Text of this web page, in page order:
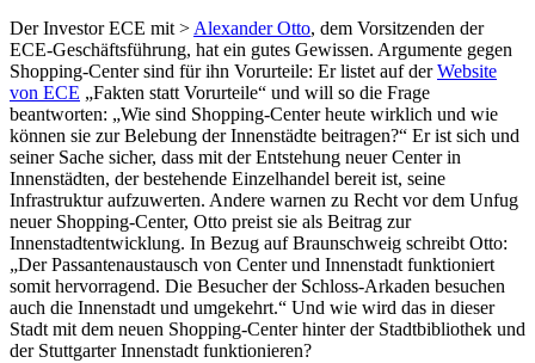
Der Investor ECE mit > Alexander Otto, dem Vorsitzenden der
ECE-Geschäftsführung, hat ein gutes Gewissen. Argumente gegen
Shopping-Center sind für ihn Vorurteile: Er listet auf derWebsite
von ECE „Fakten statt Vorurteile“ und will so die Frage
beantworten: „Wie sind Shopping-Center heute wirklich und wie
können sie zur Belebung der Innenstädte beitragen?“ Er ist sich und
seiner Sache sicher, dass mit der Entstehung neuer Center in
Innenstädten, der bestehende Einzelhandel bereit ist, seine
Infrastruktur aufzuwerten. Andere warnen zu Recht vor dem Unfug
neuer Shopping-Center, Otto preist sie als Beitrag zur
Innenstadtentwicklung. In Bezug auf Braunschweig schreibt Otto:
„Der Passantenaustausch von Center und Innenstadt funktioniert
somit hervorragend. Die Besucher der Schloss-Arkaden besuchen
auch die Innenstadt und umgekehrt.“ Und wie wird das in dieser
Stadt mit dem neuen Shopping-Center hinter der Stadtbibliothek und
der Stuttgarter Innenstadt funktionieren?